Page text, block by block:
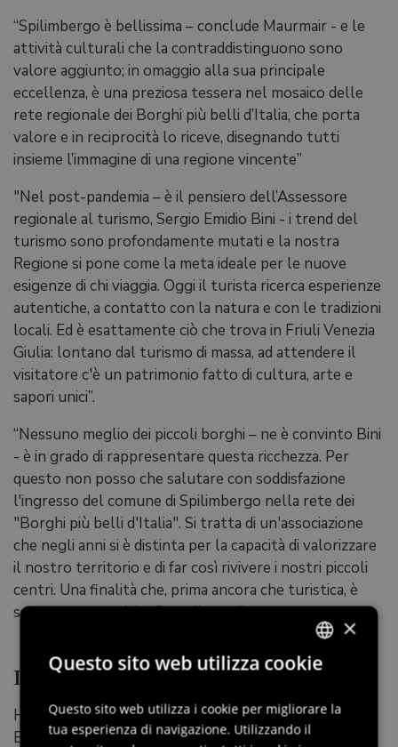
“Spilimbergo è bellissima – conclude Maurmair - e le
attività culturali che la contraddistinguono sono
valore aggiunto; in omaggio alla sua principale
eccellenza, è una preziosa tessera nel mosaico delle
rete regionale dei Borghi più belli d’Italia, che porta
valore e in reciprocità lo riceve, disegnando tutti
insieme l’immagine di una regione vincente”
"Nel post-pandemia – è il pensiero dell’Assessore
regionale al turismo, Sergio Emidio Bini - i trend del
turismo sono profondamente mutati e la nostra
Regione si pone come la meta ideale per le nuove
esigenze di chi viaggia. Oggi il turista ricerca esperienze
autentiche, a contatto con la natura e con le tradizioni
locali. Ed è esattamente ciò che trova in Friuli Venezia
Giulia: lontano dal turismo di massa, ad attendere il
visitatore c'è un patrimonio fatto di cultura, arte e
sapori unici”.
“Nessuno meglio dei piccoli borghi – ne è convinto Bini
- è in grado di rappresentare questa ricchezza. Per
questo non posso che salutare con soddisfazione
l'ingresso del comune di Spilimbergo nella rete dei
"Borghi più belli d'Italia". Si tratta di un'associazione
che negli anni si è distinta per la capacità di valorizzare
il nostro territorio e di far così rivivere i nostri piccoli
centri. Una finalità che, prima ancora che turistica, è
soprattutto sociale. Complimenti”.
La viva soddisfazione delle istituzioni
Hanno preso parte alla cerimonia anche l'On.
Emanuele Loperfido e l'on. Marco Dreosto che hanno
ENGLISH
GERMAN
×
Questo sito web utilizza cookie
Questo sito web utilizza i cookie per migliorare la
tua esperienza di navigazione. Utilizzando il